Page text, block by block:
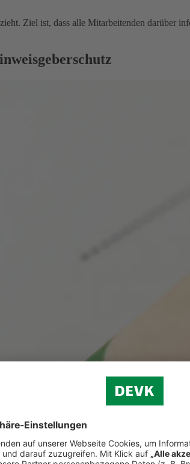
Ziel ist, dass alle Mitarbeitenden darüber